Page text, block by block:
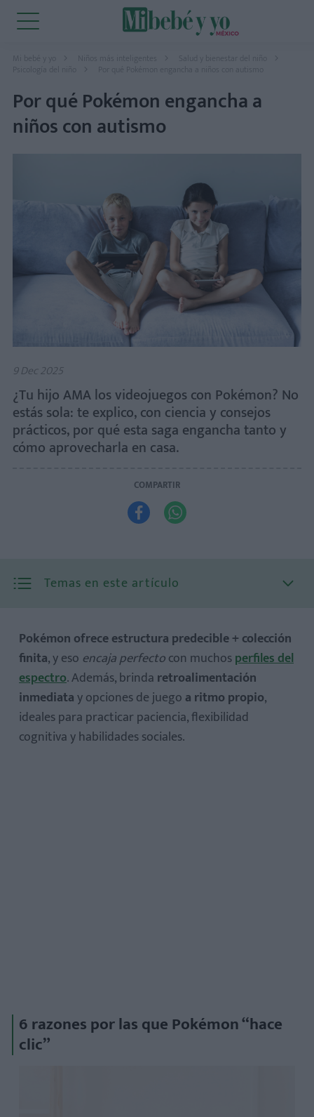
Mi bebé y yo Niños más inteligentes
Salud y bienestar del niño
Psicología del niño
Por qué Pokémon engancha a niños con autismo
Por qué Pokémon engancha a
niños con autismo
9 Dec 2025
¿Tu hijo AMA los videojuegos con Pokémon? No
estás sola: te explico, con ciencia y consejos
prácticos, por qué esta saga engancha tanto y
cómo aprovecharla en casa.
COMPARTIR
 
Temas en este artículo
1) Mundo ordenado y reglas claras
2) Coleccionar y clasificar
3) Progreso a su ritmo
4) Estética amigable y narrativas repetibles
Pokémon ofrece estructura predecible + colección
finita, y eso encaja perfectocon muchosperfiles del
espectro. Además, brinda retroalimentación
inmediatay opciones de juego a ritmo propio,
ideales para practicar paciencia, flexibilidad
cognitiva y habilidades sociales.
6 razones por las que Pokémon “hace
clic”